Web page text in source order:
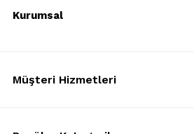
Kurumsal
Müşteri Hizmetleri